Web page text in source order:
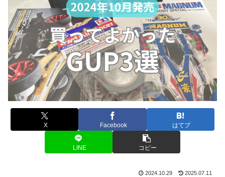
X Facebook はてブ
LINE コピー
2024.10.29 2025.07.11